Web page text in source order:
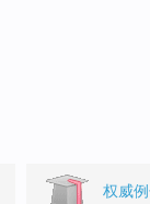
权威